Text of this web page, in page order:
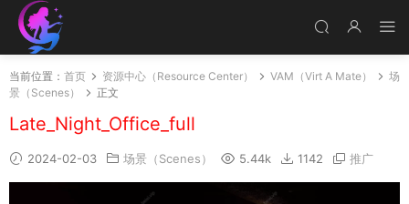
当前位置： 首页 资源中心（Resource Center） VAM（Virt A Mate）
场
景（Scenes）
正文
Late_Night_Office_full
2024-02-03 场景（Scenes） 5.44k 1142 推广